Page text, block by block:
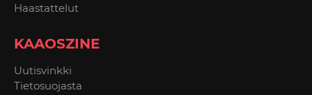
Haastattelut
KAAOSZINE
Uutisvinkki
Tietosuojasta